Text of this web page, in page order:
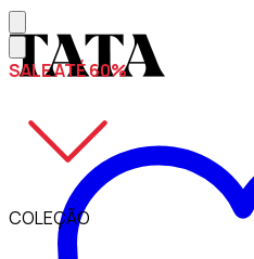
SALE ATÉ 60%
COLEÇÃO